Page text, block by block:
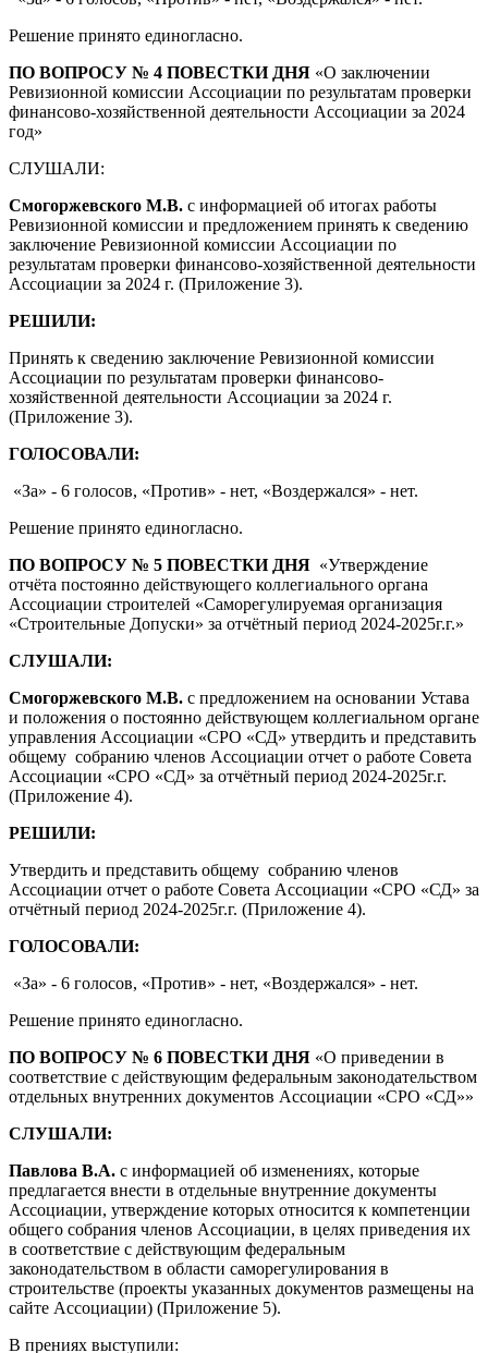
Решение принято единогласно.
ПО ВОПРОСУ № 4 ПОВЕСТКИ ДНЯ «О заключении
Ревизионной комиссии Ассоциации по результатам проверки
финансово-хозяйственной деятельности Ассоциации за 2024
год»
СЛУШАЛИ:
Смогоржевского М.В. с информацией об итогах работы
Ревизионной комиссии и предложением принять к сведению
заключение Ревизионной комиссии Ассоциации по
результатам проверки финансово-хозяйственной деятельности
Ассоциации за 2024 г. (Приложение 3).
РЕШИЛИ:
Принять к сведению заключение Ревизионной комиссии
Ассоциации по результатам проверки финансово-
хозяйственной деятельности Ассоциации за 2024 г.
(Приложение 3).
ГОЛОСОВАЛИ:
«За» - 6 голосов, «Против» - нет, «Воздержался» - нет.
Решение принято единогласно.
ПО ВОПРОСУ № 5 ПОВЕСТКИ ДНЯ «Утверждение
отчёта постоянно действующего коллегиального органа
Ассоциации строителей «Саморегулируемая организация
«Строительные Допуски» за отчётный период 2024-2025г.г.»
СЛУШАЛИ:
Смогоржевского М.В. с предложением на основании Устава
и положения о постоянно действующем коллегиальном органе
управления Ассоциации «СРО «СД» утвердить и представить
общему собранию членов Ассоциации отчет о работе Совета
Ассоциации «СРО «СД» за отчётный период 2024-2025г.г.
(Приложение 4).
РЕШИЛИ:
Утвердить и представить общему собранию членов
Ассоциации отчет о работе Совета Ассоциации «СРО «СД» за
отчётный период 2024-2025г.г. (Приложение 4).
ГОЛОСОВАЛИ:
«За» - 6 голосов, «Против» - нет, «Воздержался» - нет.
Решение принято единогласно.
ПО ВОПРОСУ № 6 ПОВЕСТКИ ДНЯ «О приведении в
соответствие с действующим федеральным законодательством
отдельных внутренних документов Ассоциации «СРО «СД»»
СЛУШАЛИ:
Павлова В.А. с информацией об изменениях, которые
предлагается внести в отдельные внутренние документы
Ассоциации, утверждение которых относится к компетенции
общего собрания членов Ассоциации, в целях приведения их
в соответствие с действующим федеральным
законодательством в области саморегулирования в
строительстве (проекты указанных документов размещены на
сайте Ассоциации) (Приложение 5).
В прениях выступили: